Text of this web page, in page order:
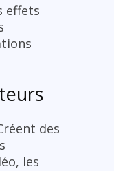
effets
des
les